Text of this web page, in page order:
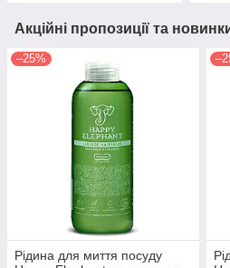
Акційні пропозиції та
–25%
Рідина для миття посуду